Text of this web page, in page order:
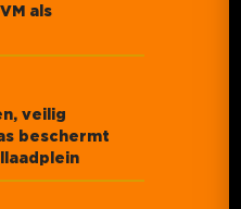
als
veilig
beschermt